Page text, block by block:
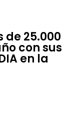
25.000
con sus
en la